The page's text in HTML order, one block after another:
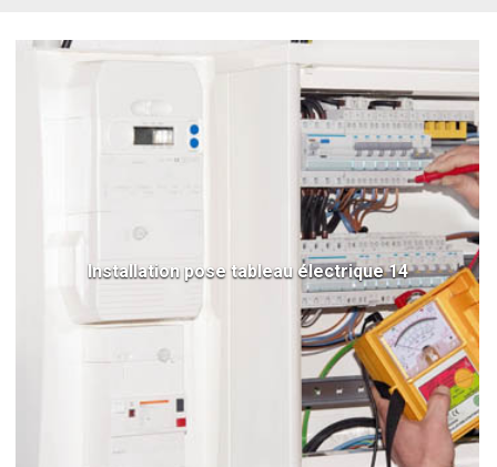
Installation pose tableau électrique 14